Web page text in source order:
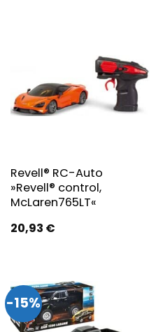
Revell® RC-Auto
»Revell® control,
McLaren765LT«
20,93 €
-15%